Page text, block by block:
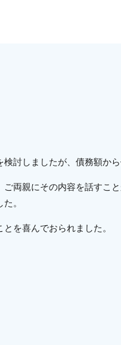
討しましたが、債務額から
両親にその内容を話すこ
。
を喜んでおられました。